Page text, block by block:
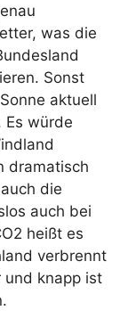
was die
Sonst
aktuell
Es würde
dramatisch
die
auch bei
heißt es
verbrennt
und knapp ist